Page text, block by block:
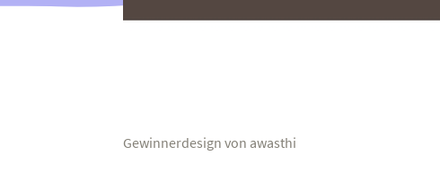
Gewinnerdesign von awasthi